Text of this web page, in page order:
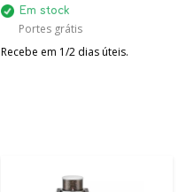
Em stock
Portes grátis
Recebe em 1/2 dias úteis.